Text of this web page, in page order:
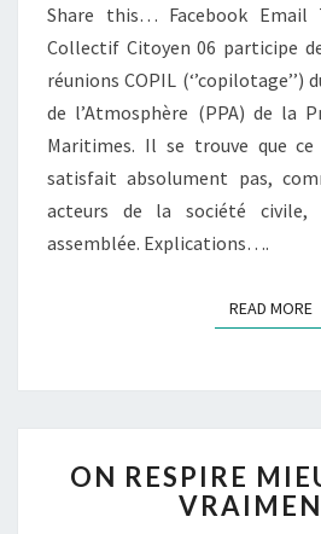
Share this… Facebook Email
Collectif Citoyen 06 participe
réunions COPIL
de l’Atmosphère (PPA) de la
Maritimes. Il se trouve que
satisfait absolument pas,
acteurs de la société civile,
assemblée. Explications….
READ MORE
ON RESPIRE